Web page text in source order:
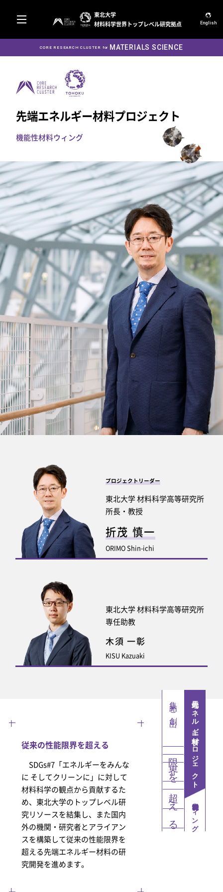
東北大学
材料科学世界トップレベル研究拠点
English
CORE RESEARCH CLUSTER for MATERIALS SCIENCE
先端エネルギー材料プロジェクト
機能性材料ウィング
プロジェクトリーダー
東北大学 材料科学高等研究所
所長・教授
折茂 慎一
ORIMO Shin-ichi
東北大学 材料科学高等研究所
専任助教
木須 一彰
KISU Kazuaki
先端エネルギー材料プロジェクト
機能性材料ウィング
集結と創出
を
え
る
従来の性能限界を超える
SDGs#7「エネルギーをみんな
に そしてクリーンに」に対して
材料科学の観点から貢献するた
め、東北大学のトップレベル研
究リソースを結集し、また国内
外の機関・研究者とアライアン
スを構築して従来の性能限界を
超える先端エネルギー材料の研
究開発を進めます。